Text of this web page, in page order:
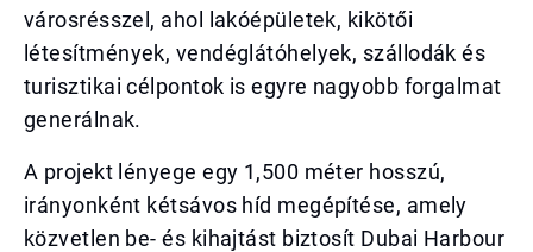
városrésszel, ahol lakóépületek, kikötői
létesítmények, vendéglátóhelyek, szállodák és
turisztikai célpontok is egyre nagyobb forgalmat
generálnak.
A projekt lényege egy 1,500 méter hosszú,
irányonként kétsávos híd megépítése, amely
közvetlen be- és kihajtást biztosít Dubai Harbour